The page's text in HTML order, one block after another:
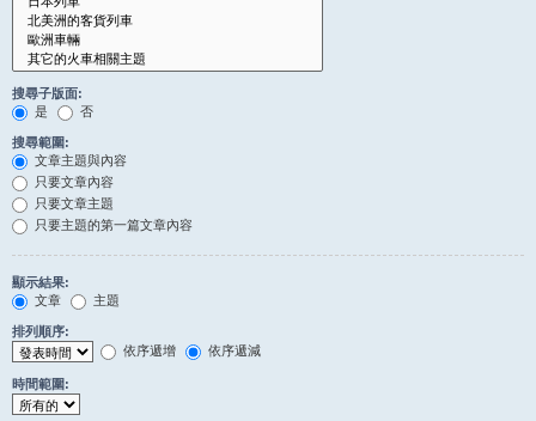
搜尋子版面:
是
否
搜尋範圍:
文章主題與內容
只要文章內容
只要文章主題
只要主題的第一篇文章內容
顯示結果:
文章
主題
排列順序:
依序遞增
依序遞減
時間範圍: